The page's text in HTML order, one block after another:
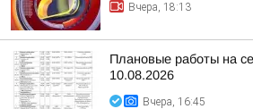
Вчера, 18:13
Плановые работы на
10.08.2026
Вчера, 16:45